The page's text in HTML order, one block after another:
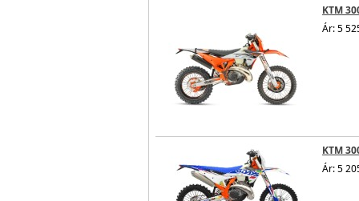
KTM
Ár: 5
KTM
Ár: 5